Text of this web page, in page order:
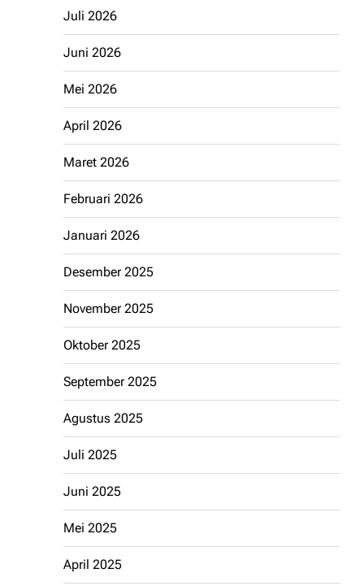
Juli 2026
Juni 2026
Mei 2026
April 2026
Maret 2026
Februari 2026
Januari 2026
Desember 2025
November 2025
Oktober 2025
September 2025
Agustus 2025
Juli 2025
Juni 2025
Mei 2025
April 2025